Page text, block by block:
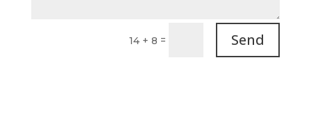
14 + 8 = Send